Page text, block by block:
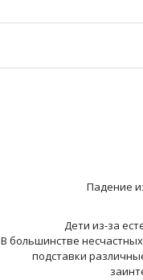
Падение из
Дети из-за
В большинстве
подставки